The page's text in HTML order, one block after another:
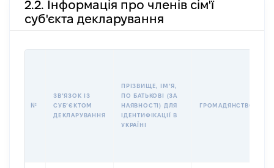
2.2. Інформація про членів сім'ї
суб'єкта декларування
№
ЗВʼЯЗОК ІЗ
СУБʼЄКТОМ
ДЕКЛАРУВАННЯ
ПРІЗВИЩЕ, ІМʼЯ,
ПО БАТЬКОВІ (ЗА
НАЯВНОСТІ) ДЛЯ
ІДЕНТИФІКАЦІЇ В
УКРАЇНІ
ГРОМАДЯНСТВО